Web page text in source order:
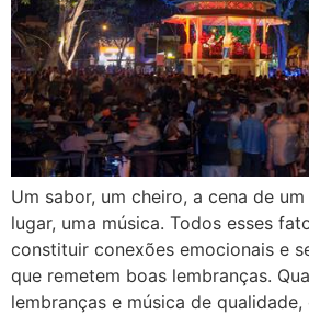
Um sabor, um cheiro, a cena de
lugar, uma música. Todos esses
constituir conexões emocionais e
que remetem boas lembranças.
lembranças e música de qualidade,